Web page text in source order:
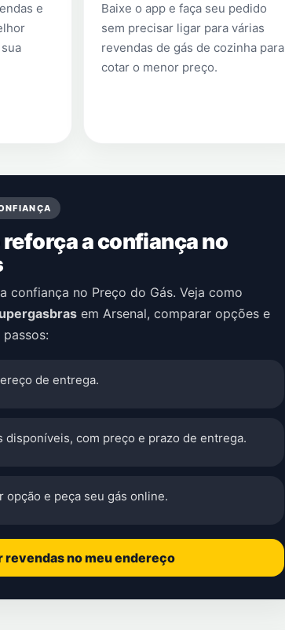
e
Baixe o app e faça seu pedido
sem precisar ligar para várias
revendas de gás de cozinha para
cotar o menor preço.
reforça a confiança no
confiança no Preço do Gás. Veja como
em Arsenal, comparar opções e
de entrega.
disponíveis, com preço e prazo de entrega.
opção e peça seu gás online.
revendas no meu endereço